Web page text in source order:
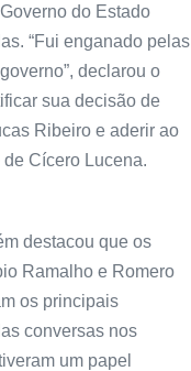
do Estado
“Fui enganado pelas
declarou o
sua decisão de
Ribeiro e aderir ao
Cícero Lucena.
destacou que os
Ramalho e Romero
os principais
conversas nos
um papel